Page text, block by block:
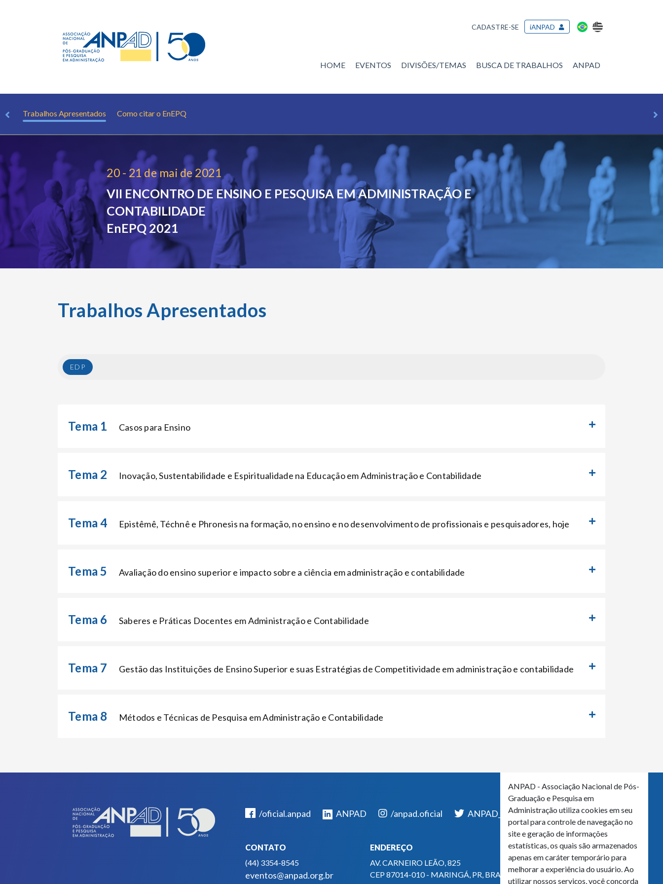
CADASTRE-SE iANPAD
HOME EVENTOS DIVISÕES/TEMAS BUSCA DE TRABALHOS ANPAD
Trabalhos Apresentados Como citar o EnEPQ
20 - 21 de mai de 2021
VII ENCONTRO DE ENSINO E PESQUISA EM ADMINISTRAÇÃO E
CONTABILIDADE
EnEPQ 2021
Trabalhos Apresentados
EDP
Tema 1 Casos para Ensino
Tema 2 Inovação, Sustentabilidade e Espiritualidade na Educação em Administração e Contabilidade
Tema 4 Epistêmê, Téchnê e Phronesis na formação, no ensino e no desenvolvimento de profissionais e pesquisadores, hoje
Tema 5 Avaliação do ensino superior e impacto sobre a ciência em administração e contabilidade
Tema 6 Saberes e Práticas Docentes em Administração e Contabilidade
Tema 7 Gestão das Instituições de Ensino Superior e suas Estratégias de Competitividade em administração e contabilidade
Tema 8 Métodos e Técnicas de Pesquisa em Administração e Contabilidade
/oficial.anpad ANPAD /anpad.oficial ANPAD_Oficial ANPAD
CONTATO
(44) 3354-8545
eventos@anpad.org.br
ENDEREÇO
AV. CARNEIRO LEÃO, 825
CEP 87014-010 - MARINGÁ, PR, BRASIL
ANPAD - Associação Nacional de Pós-
Graduação e Pesquisa em
Administração utiliza cookies em seu
portal para controle de navegação no
site e geração de informações
estatísticas, os quais são armazenados
apenas em caráter temporário para
melhorar a experiência do usuário. Ao
utilizar nossos serviços, você concorda